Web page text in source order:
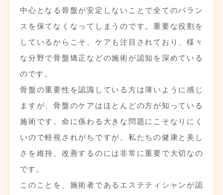
中心となる骨盤が安定しないことで全てのバラン
スを保てなくなってしまうのです。重要な役割を
しているからこそ、ケアも注目されており、様々
な分野で骨盤矯正などの施術が認知を深めている
のです。
骨盤の重要性を認識している方は薄いように感じ
ますが、骨盤のケアはほとんどの方が知っている
施術です。命に係わる大きな問題にこそなりにく
いので軽視されがちですが、私たちの健康と美し
さを維持、改善するのには非常に重要で大切なの
です。
このことを、施術者であるエステティシャンが認